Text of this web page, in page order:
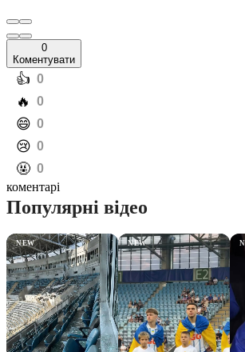
0
Коментувати
️👍 0
️🔥 0
️😄 0
️😢 0
️🤬 0
коментарі